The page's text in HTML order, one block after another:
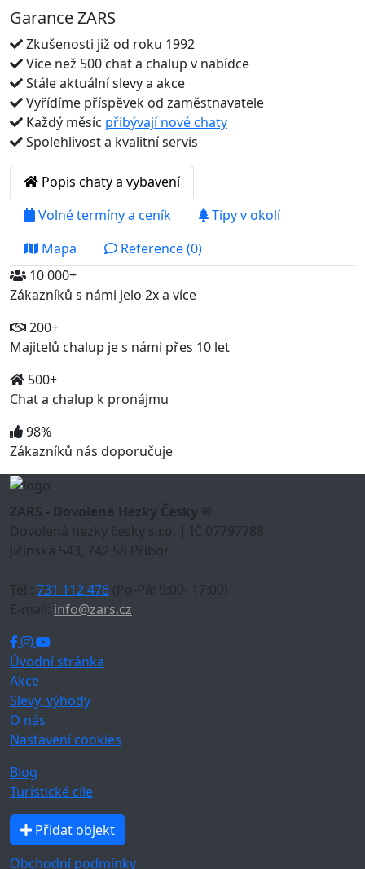
Garance ZARS
Zkušenosti již od roku 1992
Více než 500 chat a chalup v nabídce
Stále aktuální slevy a akce
Vyřídíme příspěvek od zaměstnavatele
Každý měsíc přibývají nové chaty
Spolehlivost a kvalitní servis
Popis chaty a vybavení
Volné termíny a ceník
Tipy v okolí
Mapa
Reference (0)
10 000+
Zákazníků s námi jelo 2x a více
200+
Majitelů chalup je s námi přes 10 let
500+
Chat a chalup k pronájmu
98%
Zákazníků nás doporučuje
ZARS - Dovolená Hezky Česky ®
Dovolená hezky česky s.r.o. | IČ 07797788
Jičínská 543, 742 58 Příbor
Tel.: 731 112 476 (Po-Pá: 9:00- 17:00)
E-mail: info@zars.cz
Úvodní stránka
Akce
Slevy, výhody
O nás
Nastavení cookies
Blog
Turistické cíle
Přidat objekt
Obchodní podmínky